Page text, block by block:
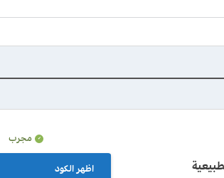
الطبيعية
مجرب
اظهر الكود